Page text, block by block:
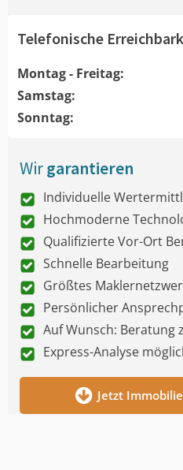
Telefonische
Montag - Freitag:
Samstag:
Sonntag:
Wirgarantieren
Individuelle
Hochmoderne
Qualifizierte Vor-Ort
Schnelle Bearbeitung
Größtes
Persönlicher
Auf Wunsch: Beratung
Express-Analyse
Jetzt